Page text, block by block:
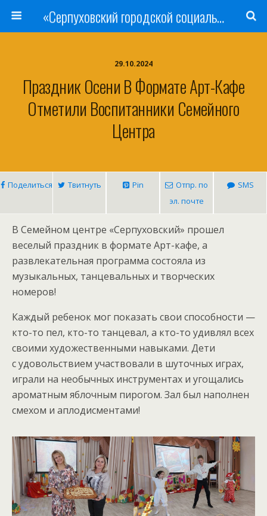
«Серпуховский городской социально-реабилитационный Центр для несовершеннолетних»
29.10.2024
Праздник Осени В Формате Арт-Кафе
Отметили Воспитанники Семейного
Центра
Поделиться Твитнуть Pin
Отпр. по
эл. почте
SMS
В Семейном центре «Серпуховский» прошел
веселый праздник в формате Арт-кафе, а
развлекательная программа состояла из
музыкальных, танцевальных и творческих
номеров!
Каждый ребенок мог показать свои способности —
кто-то пел, кто-то танцевал, а кто-то удивлял всех
своими художественными навыками. Дети
с удовольствием участвовали в шуточных играх,
играли на необычных инструментах и угощались
ароматным яблочным пирогом. Зал был наполнен
смехом и аплодисментами!